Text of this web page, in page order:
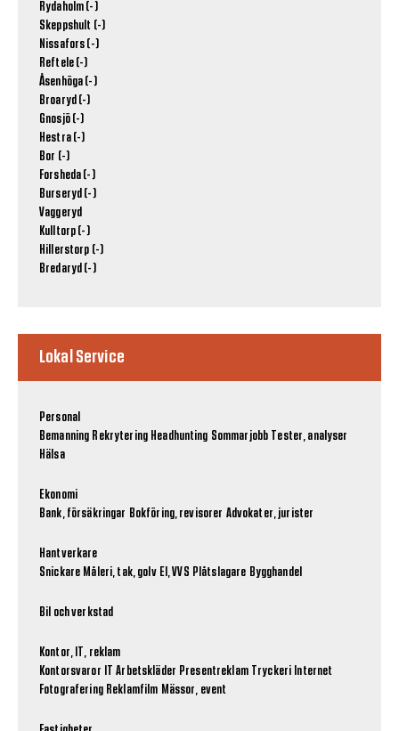
Rydaholm (-)
Skeppshult (-)
Nissafors (-)
Reftele (-)
Åsenhöga (-)
Broaryd (-)
Gnosjö (-)
Hestra (-)
Bor (-)
Forsheda (-)
Burseryd (-)
Vaggeryd
Kulltorp (-)
Hillerstorp (-)
Bredaryd (-)
Lokal Service
Personal
Bemanning Rekrytering Headhunting Sommarjobb
Tester, analyser
Hälsa
Ekonomi
Bank, försäkringar Bokföring, revisorer Advokater, jurister
Hantverkare
Snickare Måleri, tak, golv El, VVS Plåtslagare Bygghandel
Bil och verkstad
Kontor, IT, reklam
Kontorsvaror
Arbetskläder Presentreklam Tryckeri Internet
Fotografering Reklamfilm Mässor, event